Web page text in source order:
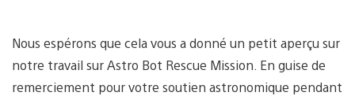
Nous espérons que cela vous a donné un petit aperçu sur
notre travail sur Astro Bot Rescue Mission. En guise de
remerciement pour votre soutien astronomique pendant